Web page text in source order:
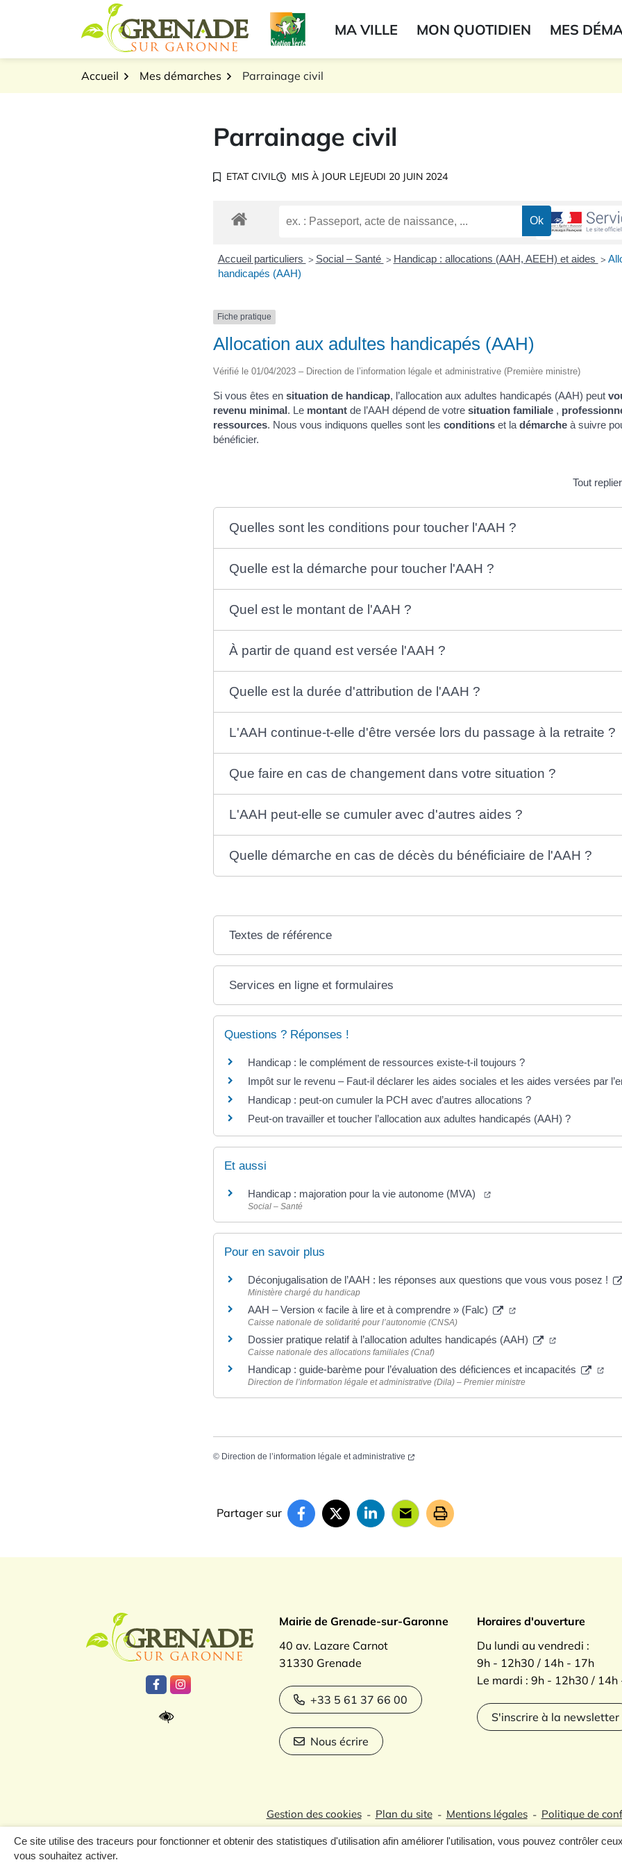
Ce site utilise des traceurs pour fonctionner et obtenir des statistiques d'utilisation afin améliorer l'utilisation, vous pouvez contrôler
vous souhaitez activer.
Logo Grenade sur GaronneMA VILLE MON QUOTIDIEN MES
Accueil Mes démarches Parrainage civil
Parrainage civil
ETAT CIVIL MIS À JOUR LEJEUDI 20 JUIN 2024
Accueil particuliers > Social – Santé > Handicap : allocations (AAH, AEEH) et aides >
handicapés (AAH)
Fiche pratique
Allocation aux adultes handicapés (AAH)
Vérifié le 01/04/2023 – Direction de l’information légale et administrative (Première ministre)
Si vous êtes en situation de handicap, l’allocation aux adultes handicapés (AAH) peut
revenu minimal. Le montant de l’AAH dépend de votre situation familiale ,
ressources. Nous vous indiquons quelles sont les conditions et la démarche à suivre
bénéficier.
Tout replier
Quelles sont les conditions pour toucher l'AAH ?
Quelle est la démarche pour toucher l'AAH ?
Quel est le montant de l'AAH ?
À partir de quand est versée l'AAH ?
Quelle est la durée d'attribution de l'AAH ?
L'AAH continue-t-elle d'être versée lors du passage à la retraite ?
Que faire en cas de changement dans votre situation ?
L'AAH peut-elle se cumuler avec d'autres aides ?
Quelle démarche en cas de décès du bénéficiaire de l'AAH ?
Textes de référence
Services en ligne et formulaires
Questions ? Réponses !
Handicap : le complément de ressources existe-t-il toujours ?
Impôt sur le revenu – Faut-il déclarer les aides sociales et les aides versées par
Handicap : peut-on cumuler la PCH avec d’autres allocations ?
Peut-on travailler et toucher l’allocation aux adultes handicapés (AAH) ?
Et aussi
Handicap : majoration pour la vie autonome (MVA)
Social – Santé
Pour en savoir plus
Déconjugalisation de l’AAH : les réponses aux questions que vous vous posez !
Ministère chargé du handicap
AAH – Version « facile à lire et à comprendre » (Falc)
Caisse nationale de solidarité pour l’autonomie (CNSA)
Dossier pratique relatif à l’allocation adultes handicapés (AAH)
Caisse nationale des allocations familiales (Cnaf)
Handicap : guide-barème pour l’évaluation des déficiences et incapacités
Direction de l’information légale et administrative (Dila) – Premier ministre
© Direction de l’information légale et administrative
Partager sur
Logo Grenade sur Garonne
Lien vers le compte Facebook
Lien vers le compte Instagram
Mairie de Grenade-sur-Garonne
40 av. Lazare Carnot
31330 Grenade
+33 5 61 37 66 00
Nous écrire
Horaires d'ouverture
Du lundi au vendredi :
9h - 12h30 / 14h - 17h
Le mardi : 9h - 12h30 / 14h
S'inscrire à la newsletter
Gestion des cookies Plan du site Mentions légales Politique de